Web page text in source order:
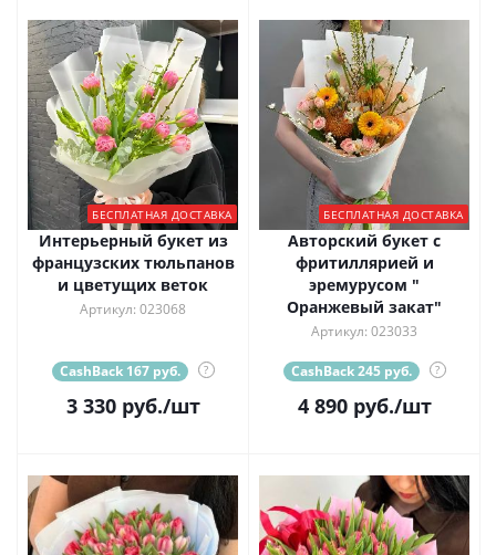
БЕСПЛАТНАЯ ДОСТАВКА
Интерьерный букет из
французских тюльпанов
и цветущих веток
Артикул: 023068
CashBack 167 руб. ?
3 330руб./шт
БЕСПЛАТНАЯ ДОСТАВКА
Авторский букет с
фритиллярией и
эремурусом "
Оранжевый закат"
Артикул: 023033
CashBack 245 руб. ?
4 890руб./шт